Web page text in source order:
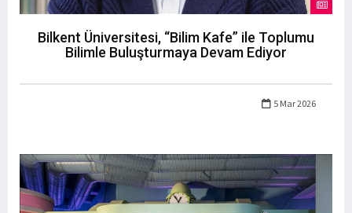
Bilkent Üniversitesi, “Bilim Kafe” ile Toplumu
Bilimle Buluşturmaya Devam Ediyor
5 Mar 2026